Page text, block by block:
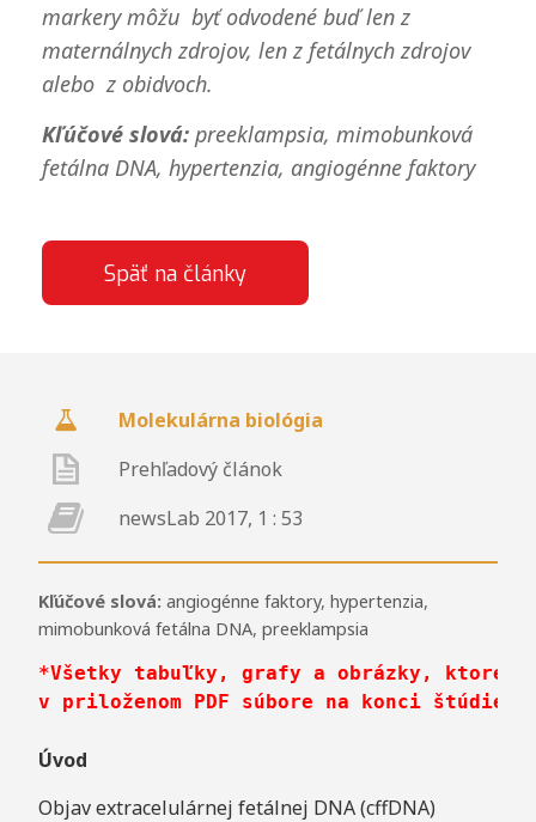
markery môžu byť odvodené buď len z
maternálnych zdrojov, len z fetálnych zdrojov
alebo z obidvoch.
Kľúčové slová: preeklampsia, mimobunková
fetálna DNA, hypertenzia, angiogénne faktory
Späť na články
Molekulárna biológia
Prehľadový článok
newsLab 2017, 1 : 53
Kľúčové slová: angiogénne faktory, hypertenzia,
mimobunková fetálna DNA, preeklampsia
*Všetky tabuľky, grafy a obrázky, ktoré
v priloženom PDF súbore na konci štúdie.
Úvod
Objav extracelulárnej fetálnej DNA (cffDNA)